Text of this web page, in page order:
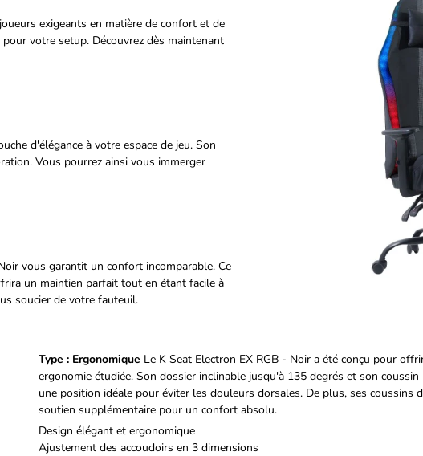
exigeants en matière de confort et de
votre setup. Découvrez dès maintenant
d'élégance à votre espace de jeu. Son
Vous pourrez ainsi vous immerger
vous garantit un confort incomparable. Ce
un maintien parfait tout en étant facile à
soucier de votre fauteuil.
Type : Ergonomique Le K Seat Electron EX RGB - Noir a été conçu pour
ergonomie étudiée. Son dossier inclinable jusqu'à 135 degrés et son
une position idéale pour éviter les douleurs dorsales. De plus, ses
soutien supplémentaire pour un confort absolu.
Design élégant et ergonomique
Ajustement des accoudoirs en 3 dimensions